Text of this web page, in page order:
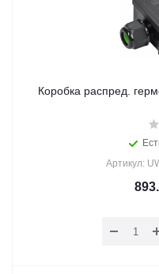
Коробка распред.
Артикул: